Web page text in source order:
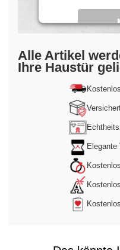
powered by
Management
Alle Artikel
Ihre Haustür
Elegante